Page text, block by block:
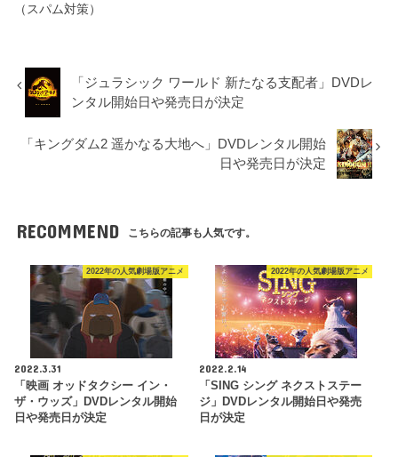
（スパム対策）
「ジュラシック ワールド 新たなる支配者」DVDレ
ンタル開始日や発売日が決定
「キングダム2 遥かなる大地へ」DVDレンタル開始
日や発売日が決定
RECOMMEND こちらの記事も人気です。
2022年の人気劇場版アニメ
2022.3.31
「映画 オッドタクシー イン・
ザ・ウッズ」DVDレンタル開始
日や発売日が決定
2022年の人気劇場版アニメ
2022.2.14
「SING シング ネクストステー
ジ」DVDレンタル開始日や発売
日が決定